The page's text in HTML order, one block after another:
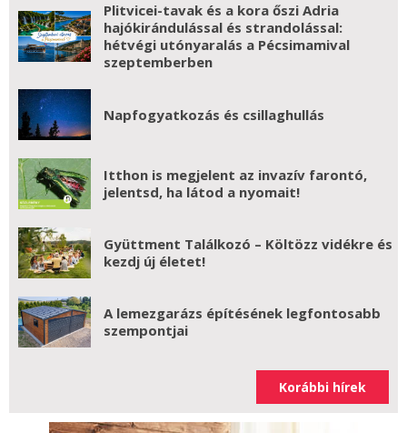
Plitvicei-tavak és a kora őszi Adria
hajókirándulással és strandolással:
hétvégi utónyaralás a Pécsimamival
szeptemberben
Napfogyatkozás és csillaghullás
Itthon is megjelent az invazív farontó,
jelentsd, ha látod a nyomait!
Gyüttment Találkozó – Költözz vidékre és
kezdj új életet!
A lemezgarázs építésének legfontosabb
szempontjai
Korábbi hírek